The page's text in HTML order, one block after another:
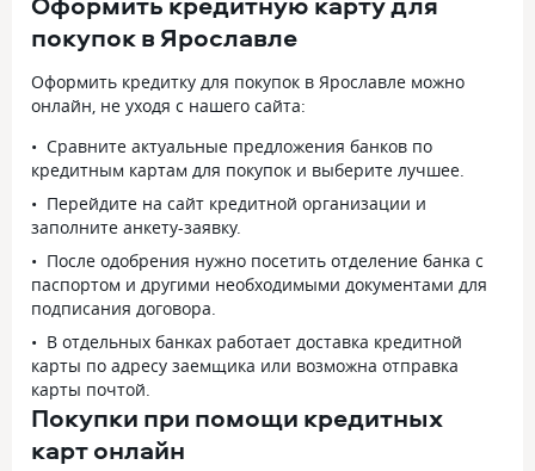
101 000 рублей. Сумма довольно
крупная, но со временем я поняла,
что мне она больше не нужна,
и было бы комфортнее ее уменьшить,
чтобы четче контролировать свои
до 80 000 рублей. Обратилась в чат
поддержки в приложении Ozon.
Процесс занял всего несколько минут:
выбрала в меню нужный раздел,
подтвердила свои данные, и меня
быстро соединили с оператором.
Сотрудник был вежлив и корректен.
Я объяснила свою просьбу —
уменьшить лимит с 101 000 до 80 000
рублей. Оператор сразу же
подтвердил возможность этой
операции и предупредил, что
изменения отобразятся
в приложении в ближайшее время.
под условие
грамотно
установить
как оплачивать
более удобным
получилось
с
покупок в Ярославле
Оформить кредитку для покупок в Ярославле можно
онлайн, не уходя с нашего сайта:
Сравните актуальные предложения банков по
кредитным картам для покупок и выберите лучшее.
Перейдите на сайт кредитной организации и
заполните анкету-заявку.
После одобрения нужно посетить отделение банка с
паспортом и другими необходимыми документами для
подписания договора.
В отдельных банках работает доставка кредитной
карты по адресу заемщика или возможна отправка
карты почтой.
Покупки при помощи кредитных
карт онлайн